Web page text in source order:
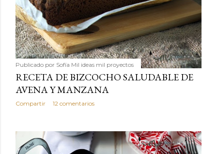
Publicado por Sofía Mil ideas mil proyectos
RECETA DE BIZCOCHO SALUDABLE DE
AVENA Y MANZANA
Compartir 12 comentarios